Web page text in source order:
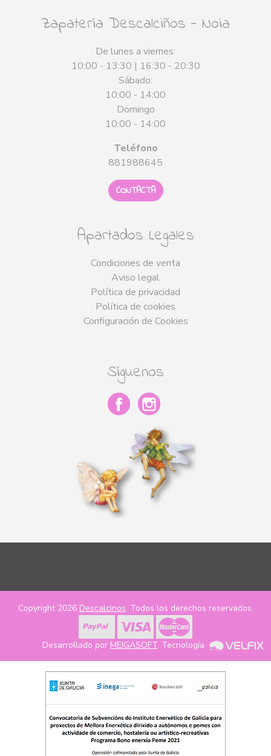
Zapatería Descalciños - Noia
De lunes a viernes:
10:00 - 13:30 | 16:30 - 20:30
Sábado:
10:00 - 14:00
Domingo
10:00 - 14:00
Teléfono
881988645
CONTACTA
Apartados Legales
Condiciones de venta
Aviso legal
Política de privacidad
Política de cookies
Configuración de Cookies
Síguenos
Copyright 2026 Descalcinos. Todos los derechos reservados.
Desarrollado por MEIGASOFT. Tecnología